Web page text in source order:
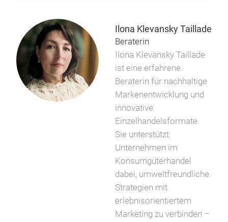
Ilona Klevansky Taillade
Beraterin
Ilona Klevansky Taillade
ist eine erfahrene
Beraterin für nachhaltige
Markenentwicklung und
innovative
Einzelhandelsformate.
Sie unterstützt
Unternehmen im
Konsumgüterhandel
dabei, umweltfreundliche
Strategien mit
erlebnisorientiertem